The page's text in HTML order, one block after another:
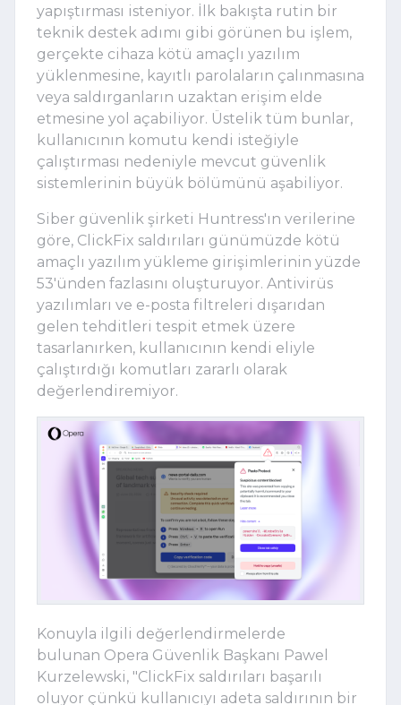
yapıştırması isteniyor. İlk bakışta rutin bir
teknik destek adımı gibi görünen bu işlem,
gerçekte cihaza kötü amaçlı yazılım
yüklenmesine, kayıtlı parolaların çalınmasına
veya saldırganların uzaktan erişim elde
etmesine yol açabiliyor. Üstelik tüm bunlar,
kullanıcının komutu kendi isteğiyle
çalıştırması nedeniyle mevcut güvenlik
sistemlerinin büyük bölümünü aşabiliyor.
Siber güvenlik şirketi Huntress'ın verilerine
göre, ClickFix saldırıları günümüzde kötü
amaçlı yazılım yükleme girişimlerinin yüzde
53'ünden fazlasını oluşturuyor. Antivirüs
yazılımları ve e-posta filtreleri dışarıdan
gelen tehditleri tespit etmek üzere
tasarlanırken, kullanıcının kendi eliyle
çalıştırdığı komutları zararlı olarak
değerlendiremiyor.
Konuyla ilgili değerlendirmelerde
bulunan Opera Güvenlik Başkanı Pawel
Kurzelewski, "ClickFix saldırıları başarılı
oluyor çünkü kullanıcıyı adeta saldırının bir